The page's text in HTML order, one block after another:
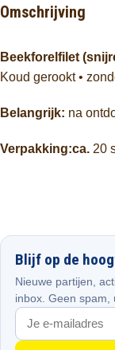
Omschrijving
Beekforelfilet
Koud gerookt •
Belangrijk: na
Verpakking:ca. 20
Blijf op de
Nieuwe partijen,
inbox. Geen spam,